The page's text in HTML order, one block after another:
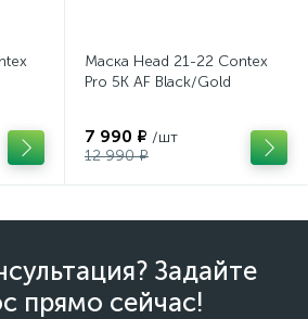
Маска Head 21-22 Contex
Pro 5K AF Black/Gold
7 990 ₽ /шт
12 990 ₽
Задайте
прямо сейчас!